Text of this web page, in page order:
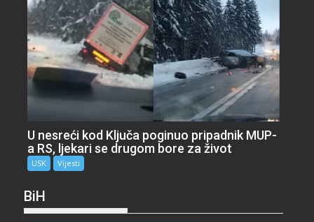
U nesreći kod Ključa poginuo pripadnik MUP-
a RS, ljekari se drugom bore za život
USK Vijesti
BiH